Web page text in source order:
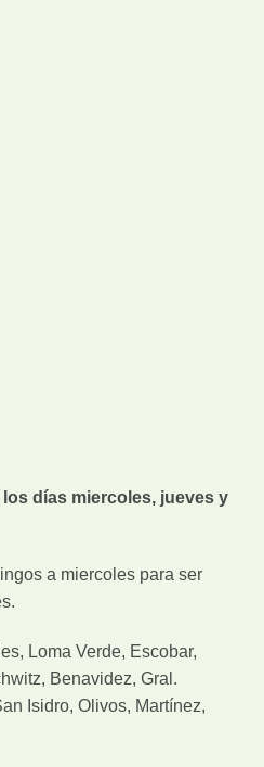
días miercoles, jueves y
a miercoles para ser
Loma Verde, Escobar,
Benavidez, Gral.
Isidro, Olivos, Martínez,